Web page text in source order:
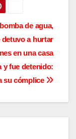
de agua,
detuvo a hurtar
en una casa
y fue detenido:
su cómplice